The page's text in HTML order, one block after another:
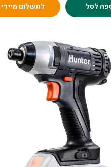
לסל לתשלום מיידי